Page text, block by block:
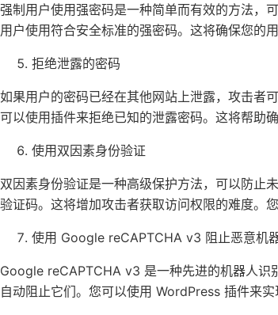
强制用户使用强密码是一种简单而有效的方法，
用户使用符合安全标准的强密码。这将确保您的
拒绝泄露的密码
如果用户的密码已经在其他网站上泄露，攻击者
可以使用插件来拒绝已知的泄露密码。这将帮助
使用双因素身份验证
双因素身份验证是一种高级保护方法，可以防止
验证码。这将增加攻击者获取访问权限的难度。
使用 Google reCAPTCHA v3 阻止恶意机
Google reCAPTCHA v3 是一种先进的机器人识
自动阻止它们。您可以使用 WordPress 插件来